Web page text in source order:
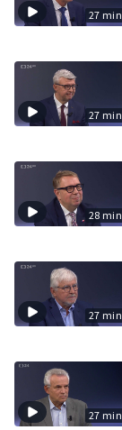
27 min
27 min
28 min
27 min
27 min